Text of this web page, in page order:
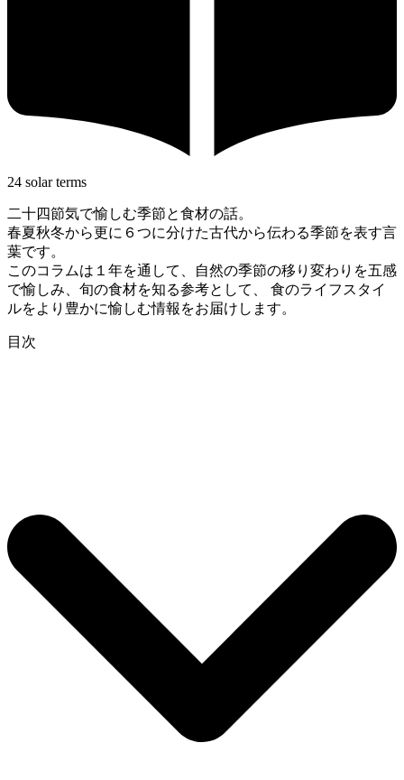
24 solar terms
二十四節気で愉しむ季節と食材の話。
春夏秋冬から更に６つに分けた古代から伝わる季節を表す言
葉です。
このコラムは１年を通して、自然の季節の移り変わりを五感
で愉しみ、旬の食材を知る参考として、 食のライフスタイ
ルをより豊かに愉しむ情報をお届けします。
目次